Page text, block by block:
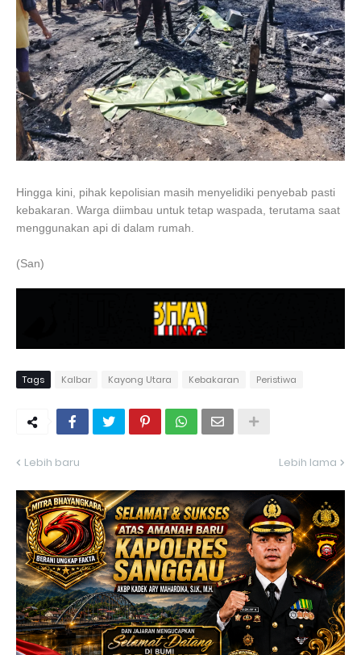
Hingga kini, pihak kepolisian masih menyelidiki penyebab pasti
kebakaran. Warga diimbau untuk tetap waspada, terutama saat
menggunakan api di dalam rumah.
(San)
Tags Kalbar Kayong Utara Kebakaran Peristiwa
Lebih baru Lebih lama